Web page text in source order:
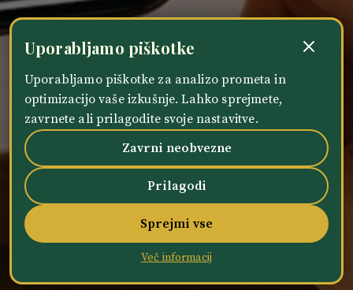
Uporabljamo piškotke
Uporabljamo piškotke za analizo prometa in
optimizacijo vaše izkušnje. Lahko sprejmete,
zavrnete ali prilagodite svoje nastavitve.
Zavrni neobvezne
Prilagodi
Sprejmi vse
Več informacij